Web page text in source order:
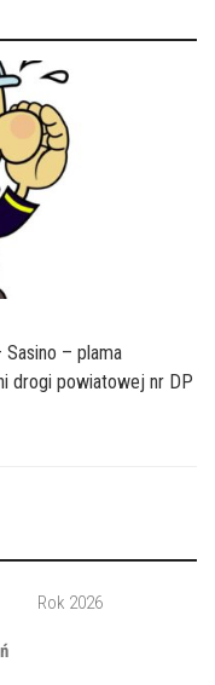
– plama
drogi powiatowej nr DP
Rok 2026